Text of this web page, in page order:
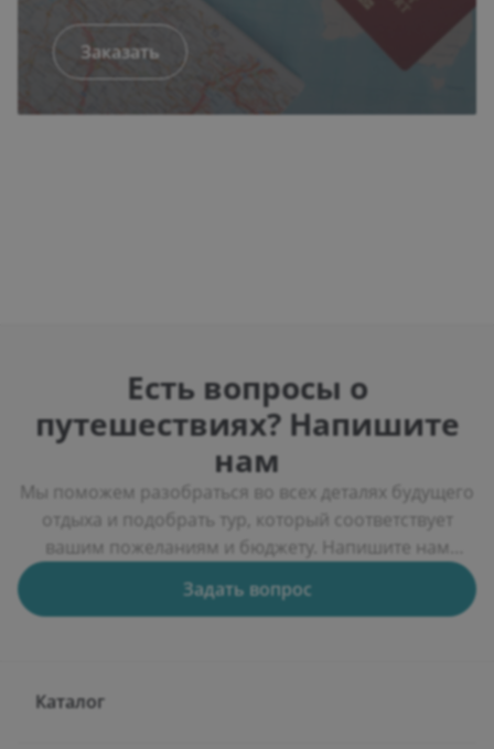
Перед бронированием проверьте, подходит
ли срок действия паспорта для выбранной
страны. Укажите направление, даты поездки
и дату окончания...
Заказать
Есть вопросы о
путешествиях? Напишите
нам
Мы поможем разобраться во всех деталях будущего
отдыха и подобрать тур, который соответствует
вашим пожеланиям и бюджету. Напишите нам
несколько вариантов путешествий, расскажем об
Задать вопрос
Каталог